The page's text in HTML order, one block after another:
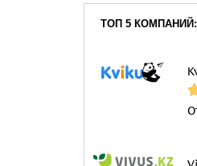
ТОП 5 КОМПАНИЙ: